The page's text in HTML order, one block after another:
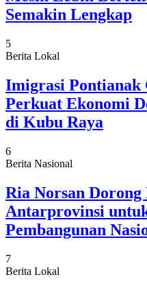
Semakin Lengkap
5
Berita Lokal
Imigrasi Pontianak
Perkuat Ekonomi
di Kubu Raya
6
Berita Nasional
Ria Norsan
Antarprovinsi
Pembangunan
7
Berita Lokal